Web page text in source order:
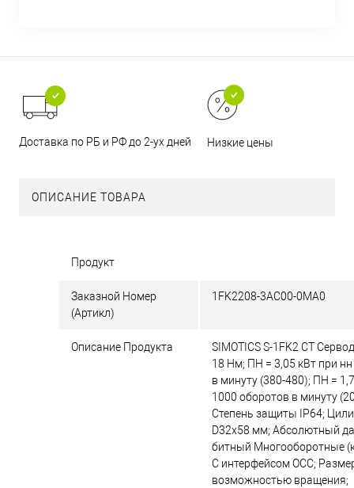
Доставка по РБ и РФ до 2-ух дней Низкие цены
ОПИСАНИЕ ТОВАРА
Продукт
Заказной Номер
(Артикл)
1FK2208-3AC00-0MA0
Описание Продукта
SIMOTICS S-1FK2 CT
18 Нм; ПН = 3,05 кВт при
в минуту (380-480); ПН =
1000 оборотов в минуту
Степень защиты IP64;
D32x58 мм; Абсолютный
битный Многооборотные
С интерфейсом OCC;
возможностью вращения;